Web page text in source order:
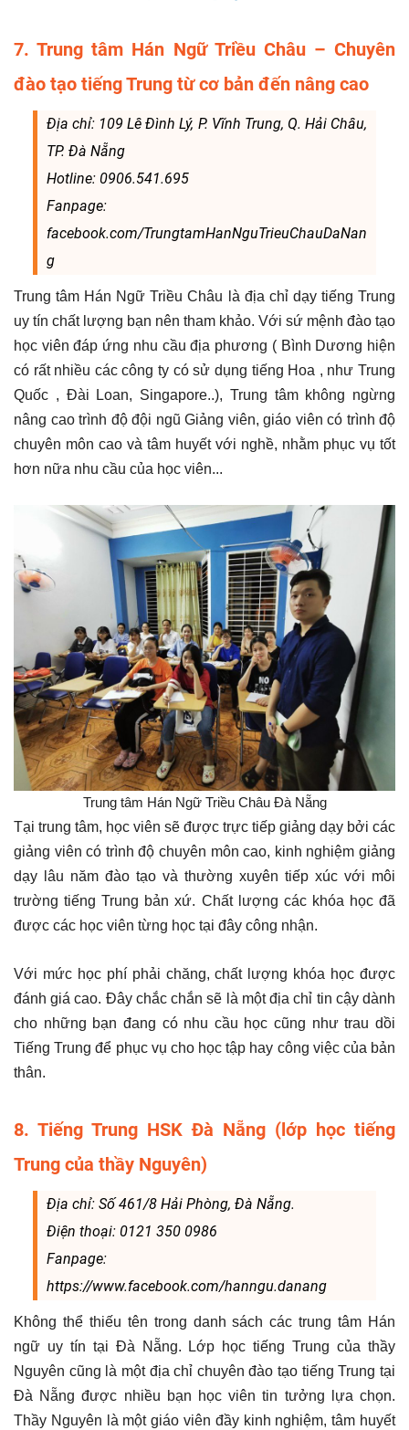
7. Trung tâm Hán Ngữ Triều Châu – Chuyên
đào tạo tiếng Trung từ cơ bản đến nâng cao
Địa chỉ: 109 Lê Đình Lý, P. Vĩnh Trung, Q. Hải Châu,
TP. Đà Nẵng
Hotline: 0906.541.695
Fanpage:
facebook.com/TrungtamHanNguTrieuChauDaNan
g
Trung tâm Hán Ngữ Triều Châu là địa chỉ dạy tiếng Trung
uy tín chất lượng bạn nên tham khảo. Với sứ mệnh đào tạo
học viên đáp ứng nhu cầu địa phương ( Bình Dương hiện
có rất nhiều các công ty có sử dụng tiếng Hoa , như Trung
Quốc , Đài Loan, Singapore..), Trung tâm không ngừng
nâng cao trình độ đội ngũ Giảng viên, giáo viên có trình độ
chuyên môn cao và tâm huyết với nghề, nhằm phục vụ tốt
hơn nữa nhu cầu của học viên...
Trung tâm Hán Ngữ Triều Châu Đà Nẵng
Tại trung tâm, học viên sẽ được trực tiếp giảng dạy bởi các
giảng viên có trình độ chuyên môn cao, kinh nghiệm giảng
dạy lâu năm đào tạo và thường xuyên tiếp xúc với môi
trường tiếng Trung bản xứ. Chất lượng các khóa học đã
được các học viên từng học tại đây công nhận.
Với mức học phí phải chăng, chất lượng khóa học được
đánh giá cao. Đây chắc chắn sẽ là một địa chỉ tin cậy dành
cho những bạn đang có nhu cầu học cũng như trau dồi
Tiếng Trung để phục vụ cho học tập hay công việc của bản
thân.
8. Tiếng Trung HSK Đà Nẵng (lớp học tiếng
Trung của thầy Nguyên)
Địa chỉ: Số 461/8 Hải Phòng, Đà Nẵng.
Điện thoại: 0121 350 0986
Fanpage:
https://www.facebook.com/hanngu.danang
Không thể thiếu tên trong danh sách các trung tâm Hán
ngữ uy tín tại Đà Nẵng. Lớp học tiếng Trung của thầy
Nguyên cũng là một địa chỉ chuyên đào tạo tiếng Trung tại
Đà Nẵng được nhiều bạn học viên tin tưởng lựa chọn.
Thầy Nguyên là một giáo viên đầy kinh nghiệm, tâm huyết